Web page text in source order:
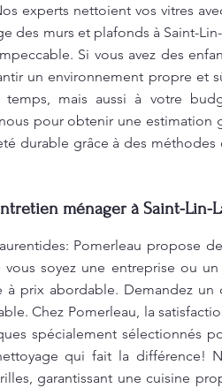
experts nettoient vos vitres
des murs et plafonds à Saint-
Si vous avez des
un environnement propre et
mais aussi à votre
pour obtenir une estimation
durable grâce à des
ménager à Saint-Lin-
Pomerleau propose
soyez une entreprise ou
prix abordable. Demandez un
Chez Pomerleau, la
spécialement sélectionnés
qui fait la différence!
garantissant une cuisine